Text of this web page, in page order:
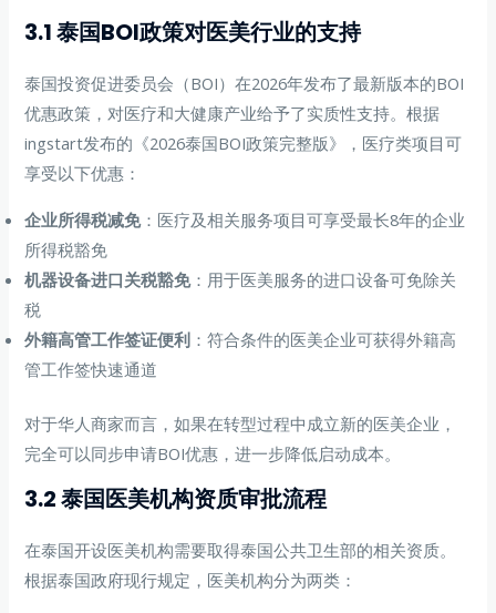
3.1 泰国BOI政策对医美行业的支持
泰国投资促进委员会（BOI）在2026年发布了最新版本的BOI
优惠政策，对医疗和大健康产业给予了实质性支持。根据
ingstart发布的《2026泰国BOI政策完整版》，医疗类项目可
享受以下优惠：
企业所得税减免：医疗及相关服务项目可享受最长8年的企业
所得税豁免
机器设备进口关税豁免：用于医美服务的进口设备可免除关
税
外籍高管工作签证便利 ：符合条件的医美企业可获得外籍高
管工作签快速通道
对于华人商家而言，如果在转型过程中成立新的医美企业，
完全可以同步申请BOI优惠，进一步降低启动成本。
3.2 泰国医美机构资质审批流程
在泰国开设医美机构需要取得泰国公共卫生部的相关资质。
根据泰国政府现行规定，医美机构分为两类：